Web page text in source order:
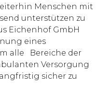
Menschen mit
unterstützen zu
Eichenhof GmbH
eines
alle Bereiche der
Versorgung
sicher zu